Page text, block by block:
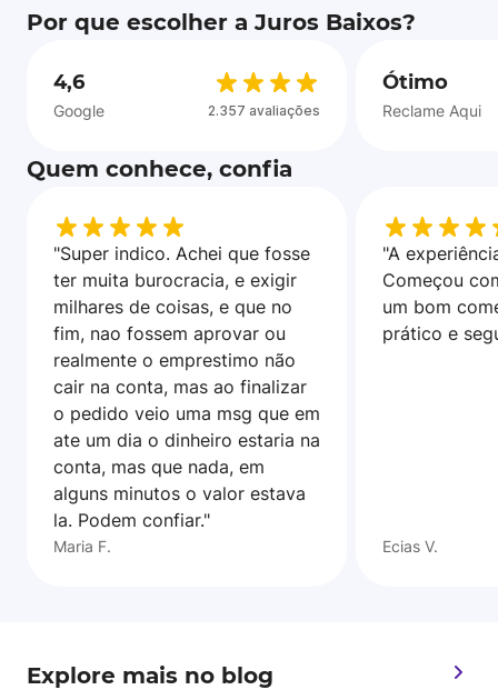
Por que escolher a Juros Baixos?
4,6
Google 2.357 avaliações
Ótimo
Reclame Aqui
Quem conhece, confia
"Super indico. Achei que fosse
ter muita burocracia, e exigir
milhares de coisas, e que no
fim, nao fossem aprovar ou
realmente o emprestimo não
cair na conta, mas ao finalizar
o pedido veio uma msg que em
ate um dia o dinheiro estaria na
conta, mas que nada, em
alguns minutos o valor estava
la. Podem confiar."
Maria F.
"A
Começou
um bom
prático e
Ecias V.
Explore mais no blog